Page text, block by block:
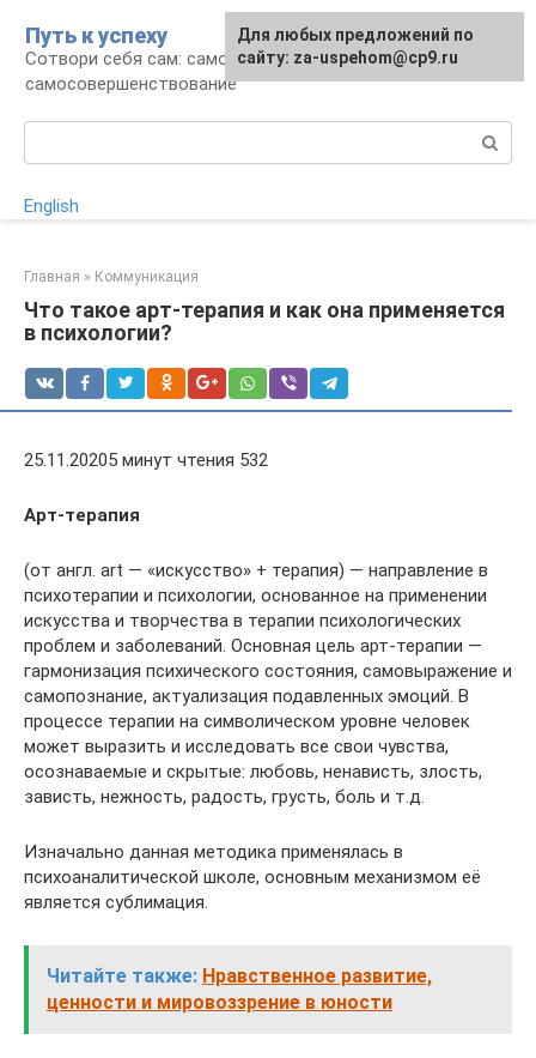
контенту
Путь к успеху
Сотвори себя сам: саморазвитие и
самосовершенствование
English
Главная » Коммуникация
Что такое арт-терапия и как она применяется
в психологии?
25.11.20205 минут чтения 532
Арт-терапия
(от англ. art — «искусство» + терапия) — направление в
психотерапии и психологии, основанное на применении
искусства и творчества в терапии психологических
проблем и заболеваний. Основная цель арт-терапии —
гармонизация психического состояния, самовыражение и
самопознание, актуализация подавленных эмоций. В
процессе терапии на символическом уровне человек
может выразить и исследовать все свои чувства,
осознаваемые и скрытые: любовь, ненависть, злость,
зависть, нежность, радость, грусть, боль и т.д.
Изначально данная методика применялась в
психоаналитической школе, основным механизмом её
является сублимация.
Читайте также: Нравственное развитие,
ценности и мировоззрение в юности
Для любых предложений по
сайту: za-uspehom@cp9.ru